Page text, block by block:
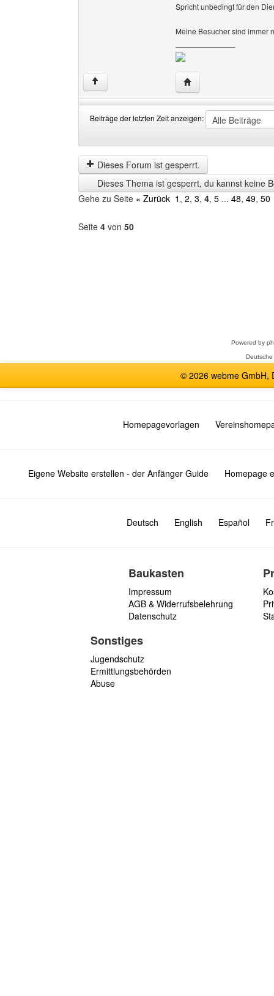
Spricht unbedingt für den
Meine Besucher sind immer
↑ Website dieses
Beiträge der letzten Zeit anzeigen:
der
letzten
Zeit
anzeigen
by
Dieses Forum ist gesperrt.
Dieses Thema ist gesperrt, du kannst keine
Gehe zu Seite « Zurück 1 , 2, 3, 4, 5 ... 48, 49, 50
Seite 4 von 50
Powered by
© 2026 webme GmbH,
Homepagevorlagen
Eigene Website erstellen - der Anfänger Guide Homepage
Deutsch English Español
Baukasten
Impressum
AGB & Widerrufsbelehrung
Datenschutz
Sonstiges
Jugendschutz
Ermittlungsbehörden
Abuse